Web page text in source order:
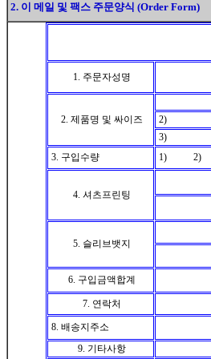
2. 이 메일 및 팩스 주문양식 (Order Form)
1. 주문자성명
2. 제품명 및 싸이즈
2) /
3) /
3. 구입수량
1)
4. 셔츠프린팅
5. 슬리브뱃지
6. 구입금액합계
7. 연락처
8. 배송지주소
9. 기타사항